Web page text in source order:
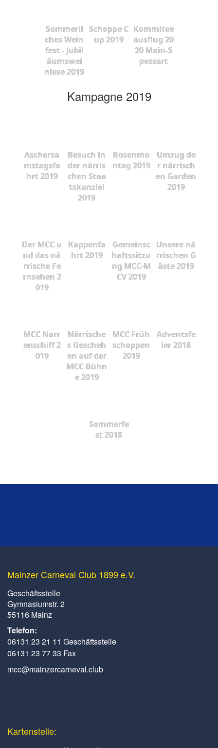
Sommerli
ches Wein
fest - Jubil
äumswei
nlese 2019
Schoppe C
up 2019
Kommitee
ausflug 20
20 Main-S
pessart
Kampagne 2019
Aschersa
mstagsfa
hrt 2019
Besuch in
der närris
chen Staa
tskanzlei
2019
Rosenmo
ntag 2019
Umzug de
r närrisch
en Garden
2019
Der MCC u
nd das nä
rrische Fe
rnsehen 2
019
Kappenfa
hrt 2019
Gemeinsc
haftssitzu
ng MCC-M
CV 2019
Unsere nä
rrischen G
äste 2019
MCC Narr
enschiff 2
019
Närrische
s Gescheh
en auf der
MCC Bühn
e 2019
MCC Früh
schoppen
2019
Adventsfe
ier 2018
Sommerfe
st 2018
Mainzer Carneval Club 1899 e.V.
Geschäftsstelle
Gymnasiumstr. 2
55116 Mainz
Telefon:
06131 23 21 11 Geschäftsstelle
06131 23 77 33 Fax
mcc@mainzercarneval.club
Kartenstelle: